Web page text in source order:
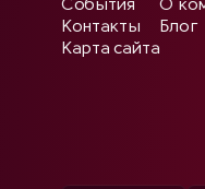
События
Контакты
Карта сайта
О
Блог